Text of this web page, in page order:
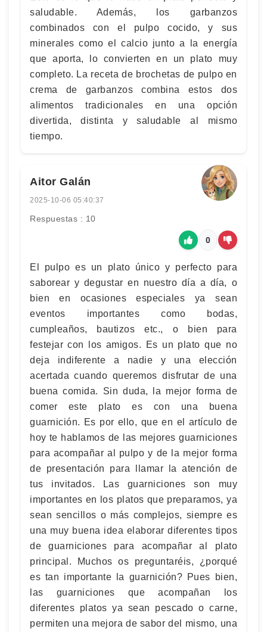
saludable. Además, los garbanzos
combinados con el pulpo cocido, y sus
minerales como el calcio junto a la energía
que aporta, lo convierten en un plato muy
completo. La receta de brochetas de pulpo en
crema de garbanzos combina estos dos
alimentos tradicionales en una opción
divertida, distinta y saludable al mismo
tiempo.
Aitor Galán
2025-10-06 05:40:37
Respuestas : 10
0
El pulpo es un plato único y perfecto para
saborear y degustar en nuestro día a día, o
bien en ocasiones especiales ya sean
eventos importantes como bodas,
cumpleaños, bautizos etc., o bien para
festejar con los amigos. Es un plato que no
deja indiferente a nadie y una elección
acertada cuando queremos disfrutar de una
buena comida. Sin duda, la mejor forma de
comer este plato es con una buena
guarnición. Es por ello, que en el artículo de
hoy te hablamos de las mejores guarniciones
para acompañar al pulpo y de la mejor forma
de presentación para llamar la atención de
tus invitados. Las guarniciones son muy
importantes en los platos que preparamos, ya
sean sencillos o más complejos, siempre es
una muy buena idea elaborar diferentes tipos
de guarniciones para acompañar al plato
principal. Muchos os preguntaréis, ¿porqué
es tan importante la guarnición? Pues bien,
las guarniciones que acompañan los
diferentes platos ya sean pescado o carne,
permiten una mejora de sabor del mismo, una